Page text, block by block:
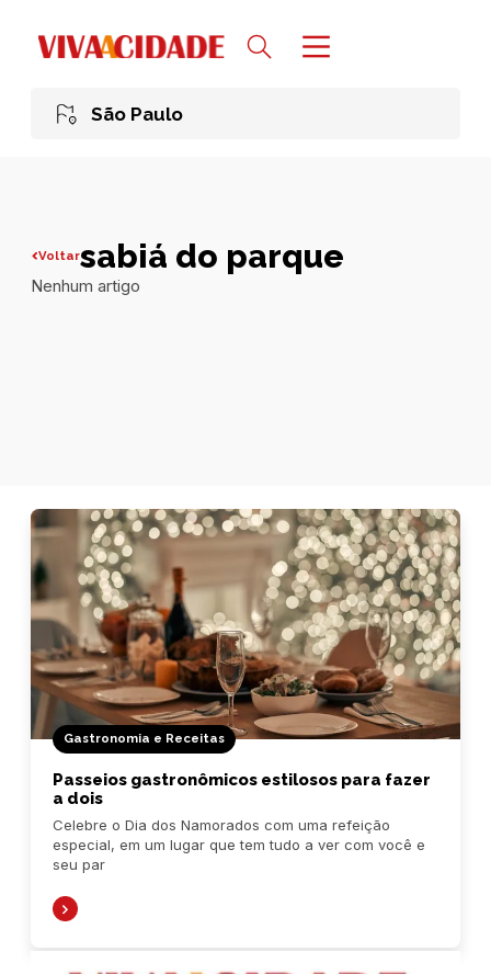
São Paulo
Voltarsabiá do parque
Nenhum artigo
Gastronomia e Receitas
Passeios gastronômicos estilosos para fazer
a dois
Celebre o Dia dos Namorados com uma refeição
especial, em um lugar que tem tudo a ver com você e
seu par